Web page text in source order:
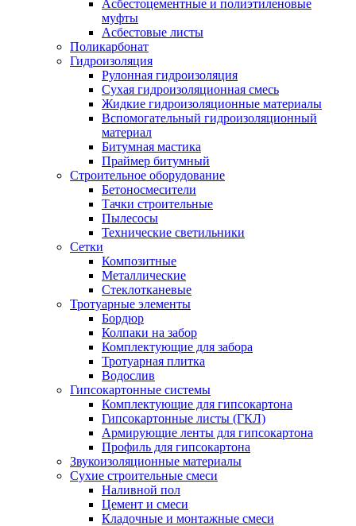
Асбестоцементные и полиэтиленовые
муфты
Асбестовые листы
Поликарбонат
Гидроизоляция
Рулонная гидроизоляция
Сухая гидроизоляционная смесь
Жидкие гидроизоляционные материалы
Вспомогательный гидроизоляционный
материал
Битумная мастика
Праймер битумный
Строительное оборудование
Бетоносмесители
Тачки строительные
Пылесосы
Технические светильники
Сетки
Композитные
Металлические
Стеклотканевые
Тротуарные элементы
Бордюр
Колпаки на забор
Комплектующие для забора
Тротуарная плитка
Водослив
Гипсокартонные системы
Комплектующие для гипсокартона
Гипсокартонные листы (ГКЛ)
Армирующие ленты для гипсокартона
Профиль для гипсокартона
Звукоизоляционные материалы
Сухие строительные смеси
Наливной пол
Цемент и смеси
Кладочные и монтажные смеси